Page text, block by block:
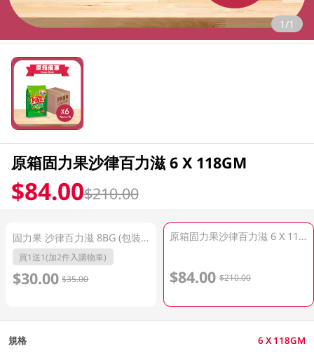
1/1
原箱固力果沙律百力滋 6 X 118GM
$84.00$210.00
固力果 沙律百力滋 8BG (包裝隨機發放)
買1送1(加2件入購物車)
$30.00 $35.00
原箱固力果沙律百力滋 6 X 118GM
$84.00 $210.00
規格 6 X 118GM